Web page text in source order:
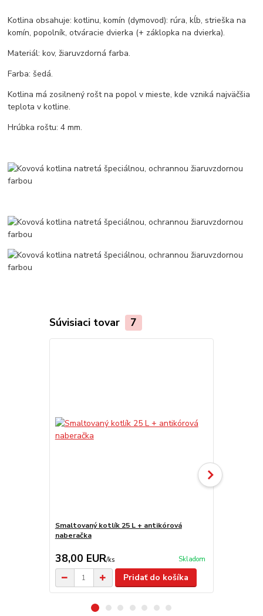
Kotlina obsahuje: kotlinu, komín (dymovod): rúra, kĺb, strieška na
komín, popolník, otváracie dvierka (+ záklopka na dvierka).
Materiál: kov, žiaruvzdorná farba.
Farba: šedá.
Kotlina má zosilnený rošt na popol v mieste, kde vzniká najväčšia
teplota v kotline.
Hrúbka roštu: 4 mm.
Súvisiaci tovar 7
Smaltovaný kotlík 25 L + antikórová
naberačka
38,00 EUR/ks Skladom
Pridať do košíka